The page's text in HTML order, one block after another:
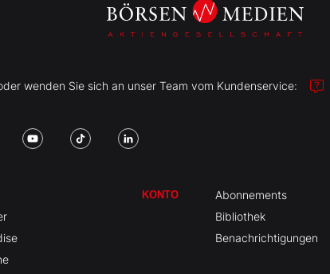
wenden Sie sich an unser Team vom Kundenservice:
KONTO
Abonnements
Bibliothek
Benachrichtigungen